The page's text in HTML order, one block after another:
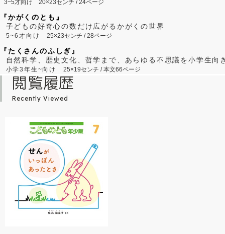
3~5才向け 20×23センチ / 24ページ
『かがくのとも』
子どもの好奇心の数だけ広がるかがくの世界
5~6才向け25×23センチ / 28ページ
『たくさんのふしぎ』
自然科学、歴史文化、哲学まで、あらゆる不思議を小学生向
小学3年生~向け 25×19センチ / 本文66ページ
閲覧履歴
Recently Viewed